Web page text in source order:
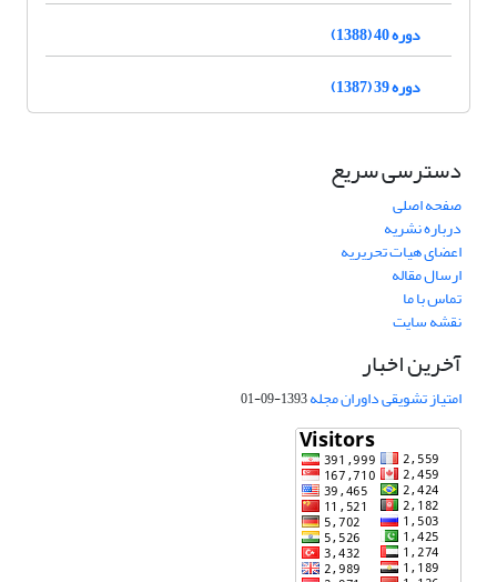
دوره 40 (1388)
دوره 39 (1387)
دسترسی سریع
صفحه اصلی
درباره نشریه
اعضای هیات تحریریه
ارسال مقاله
تماس با ما
نقشه سایت
آخرین اخبار
امتیاز تشویقی داوران مجله1393-09-01